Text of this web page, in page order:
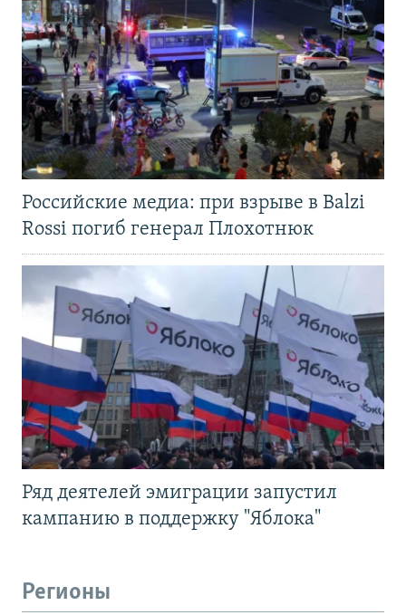
Российские медиа: при взрыве в Balzi
Rossi погиб генерал Плохотнюк
Ряд деятелей эмиграции запустил
кампанию в поддержку "Яблока"
Регионы